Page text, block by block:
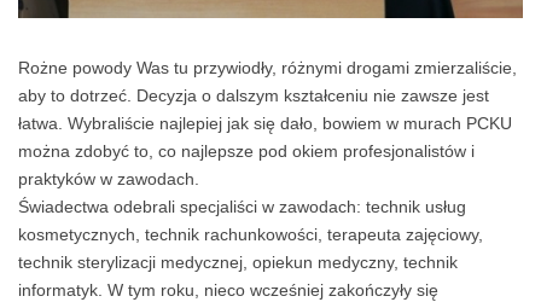
Rożne powody Was tu przywiodły, różnymi drogami zmierzaliście,
aby to dotrzeć. Decyzja o dalszym kształceniu nie zawsze jest
łatwa. Wybraliście najlepiej jak się dało, bowiem w murach PCKU
można zdobyć to, co najlepsze pod okiem profesjonalistów i
praktyków w zawodach.
Świadectwa odebrali specjaliści w zawodach: technik usług
kosmetycznych, technik rachunkowości, terapeuta zajęciowy,
technik sterylizacji medycznej, opiekun medyczny, technik
informatyk. W tym roku, nieco wcześniej zakończyły się